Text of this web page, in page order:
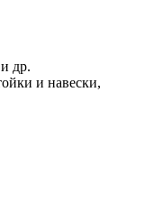
др.
и навески,